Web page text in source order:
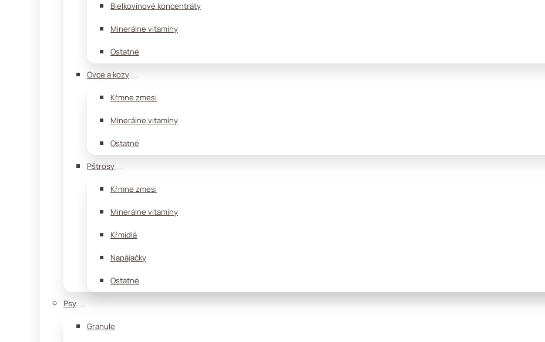
Bielkovinové koncentráty
Minerálne vitamíny
Ostatné
Ovce a kozy
Kŕmne zmesi
Minerálne vitamíny
Ostatné
Pštrosy
Kŕmne zmesi
Minerálne vitamíny
Kŕmidlá
Napájačky
Ostatné
Psy
Granule